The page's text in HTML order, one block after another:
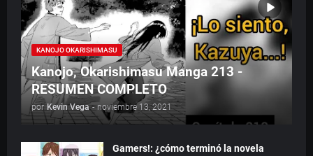
KANOJO OKARISHIMASU
Kanojo, Okarishimasu Manga 213 -
RESUMEN COMPLETO
por Kevin Vega - noviembre 13, 2021
Gamers!: ¿cómo terminó la novela